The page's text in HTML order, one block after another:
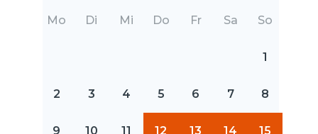
Mo Di Mi Do Fr Sa So
1
2 3 4 5 6 7 8
9 10 11 12 13 14 15